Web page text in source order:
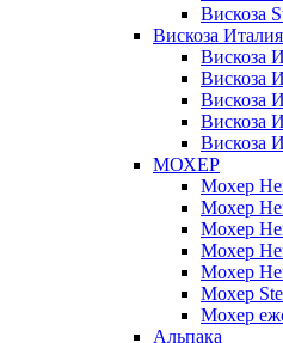
Вискоза
Вискоза Италия
Вискоза
Вискоза
Вискоза
Вискоза
Вискоза
МОХЕР
Мохер
Мохер
Мохер
Мохер
Мохер
Мохер
Мохер
Альпака